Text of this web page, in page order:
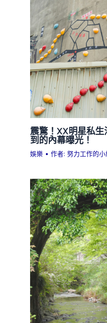
震驚！XX明星私
到的內幕曝光！
娛樂 • 作者:努力工作的小